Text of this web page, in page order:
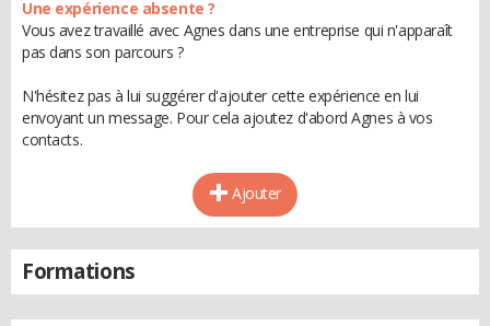
Une expérience absente ?
Vous avez travaillé avec Agnes dans une entreprise qui n'apparaît
pas dans son parcours ?
N'hésitez pas à lui suggérer d'ajouter cette expérience en lui
envoyant un message. Pour cela ajoutez d'abord Agnes à vos
contacts.
Ajouter
Formations